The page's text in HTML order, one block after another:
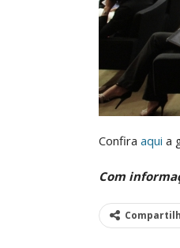
Confira aqui a
Com